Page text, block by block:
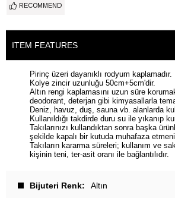
RECOMMEND
ITEM FEATURES
Pirinç üzeri dayanıklı rodyum kaplamadır.
Kolye zincir uzunluğu 50cm+5cm'dir.
Altın rengi kaplamasını uzun süre
deodorant, deterjan gibi kimyasallarla
Deniz, havuz, duş, sauna vb. alanlarda
Kullanıldığı takdirde duru su ile yıkanıp
Takılarınızı kullandıktan sonra başka
şekilde kapalı bir kutuda muhafaza
Takıların kararma süreleri; kullanım ve
kişinin teni, ter-asit oranı ile bağlantılıdır.
Bijuteri Renk
Altın